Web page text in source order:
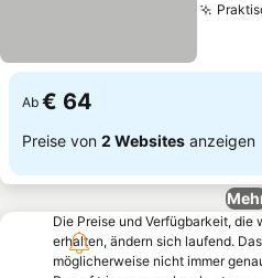
Ab € 64
Preise von 2 Websites anzeigen
Die Preise und Verfügbarkeit,
erhalten, ändern sich laufend.
möglicherweise nicht immer